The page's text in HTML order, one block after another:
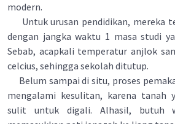
modern.
Untuk urusan pendidikan, mereka
dengan jangka waktu 1 masa studi
Sebab, acapkali temperatur anjlok
celcius, sehingga sekolah ditutup.
Belum sampai di situ, proses
mengalami kesulitan, karena tanah
sulit untuk digali. Alhasil, butuh